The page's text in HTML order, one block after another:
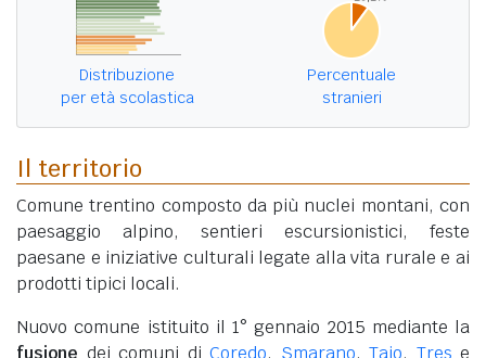
Distribuzione
per età scolastica
Percentuale
stranieri
Il territorio
Comune trentino composto da più nuclei montani, con
paesaggio alpino, sentieri escursionistici, feste
paesane e iniziative culturali legate alla vita rurale e ai
prodotti tipici locali.
Nuovo comune istituito il 1° gennaio 2015 mediante la